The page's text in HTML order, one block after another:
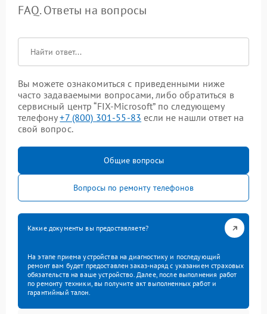
FAQ. Ответы на вопросы
Вы можете ознакомиться с приведенными ниже
часто задаваемыми вопросами, либо обратиться в
сервисный центр “FIX-Microsoft” по следующему
телефону+7 (800) 301-55-83 если не нашли ответ на
свой вопрос.
Общие вопросы
Вопросы по ремонту телефонов
Какие документы вы предоставляете?
На этапе приема устройства на диагностику и последующий
ремонт вам будет предоставлен заказ-наряд с указанием страховых
обязательств на ваше устройство. Далее, после выполнения работ
по ремонту техники, вы получите акт выполненных работ и
гарантийный талон.